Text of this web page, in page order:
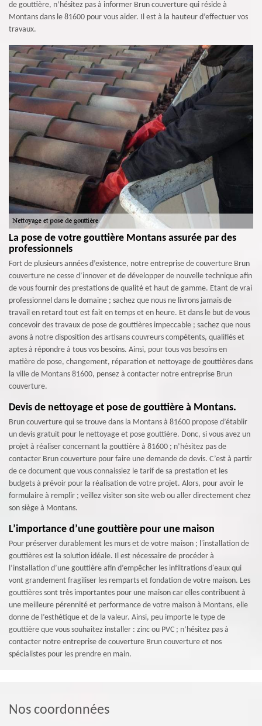
de gouttière, n’hésitez pas à informer Brun couverture qui réside à
Montans dans le 81600 pour vous aider. Il est à la hauteur d’effectuer vos
travaux.
La pose de votre gouttière Montans assurée par des
professionnels
Fort de plusieurs années d’existence, notre entreprise de couverture Brun
couverture ne cesse d’innover et de développer de nouvelle technique afin
de vous fournir des prestations de qualité et haut de gamme. Etant de vrai
professionnel dans le domaine ; sachez que nous ne livrons jamais de
travail en retard tout est fait en temps et en heure. Et dans le but de vous
concevoir des travaux de pose de gouttières impeccable ; sachez que nous
avons à notre disposition des artisans couvreurs compétents, qualifiés et
aptes à répondre à tous vos besoins. Ainsi, pour tous vos besoins en
matière de pose, changement, réparation et nettoyage de gouttières dans
la ville de Montans 81600, pensez à contacter notre entreprise Brun
couverture.
Devis de nettoyage et pose de gouttière à Montans.
Brun couverture qui se trouve dans la Montans à 81600 propose d’établir
un devis gratuit pour le nettoyage et pose gouttière. Donc, si vous avez un
projet à réaliser concernant la gouttière à 81600 ; n’hésitez pas de
contacter Brun couverture pour faire une demande de devis. C’est à partir
de ce document que vous connaissiez le tarif de sa prestation et les
budgets à prévoir pour la réalisation de votre projet. Alors, pour avoir le
formulaire à remplir ; veillez visiter son site web ou aller directement chez
son siège à Montans.
L’importance d’une gouttière pour une maison
Pour préserver durablement les murs et de votre maison ; l'installation de
gouttières est la solution idéale. Il est nécessaire de procéder à
l’installation d’une gouttière afin d’empêcher les infiltrations d'eaux qui
vont grandement fragiliser les remparts et fondation de votre maison. Les
gouttières sont très importantes pour une maison car elles contribuent à
une meilleure pérennité et performance de votre maison à Montans, elle
donne de l’esthétique et de la valeur. Ainsi, peu importe le type de
gouttière que vous souhaitez installer : zinc ou PVC ; n’hésitez pas à
contacter notre entreprise de couverture Brun couverture et nos
spécialistes pour les prendre en main.
Nos coordonnées